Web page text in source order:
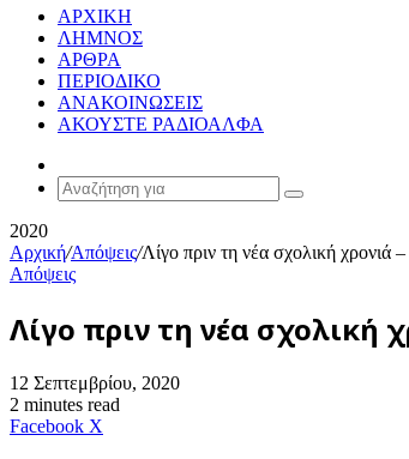
ΑΡΧΙΚΗ
ΛΗΜΝΟΣ
ΑΡΘΡΑ
ΠΕΡΙΟΔΙΚΟ
ΑΝΑΚΟΙΝΩΣΕΙΣ
ΑΚΟΥΣΤΕ ΡΑΔΙΟΑΛΦΑ
Article
Αναζήτηση
2020
Αρχική/Απόψεις/Λίγο πριν τη νέα σχολική χρονιά
Απόψεις
Λίγο πριν τη νέα σχολική
12 Σεπτεμβρίου, 2020
2 minutes read
Facebook X